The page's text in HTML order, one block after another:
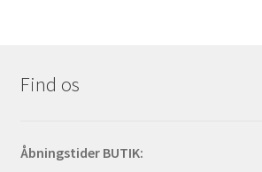
Find os
Åbningstider BUTIK: